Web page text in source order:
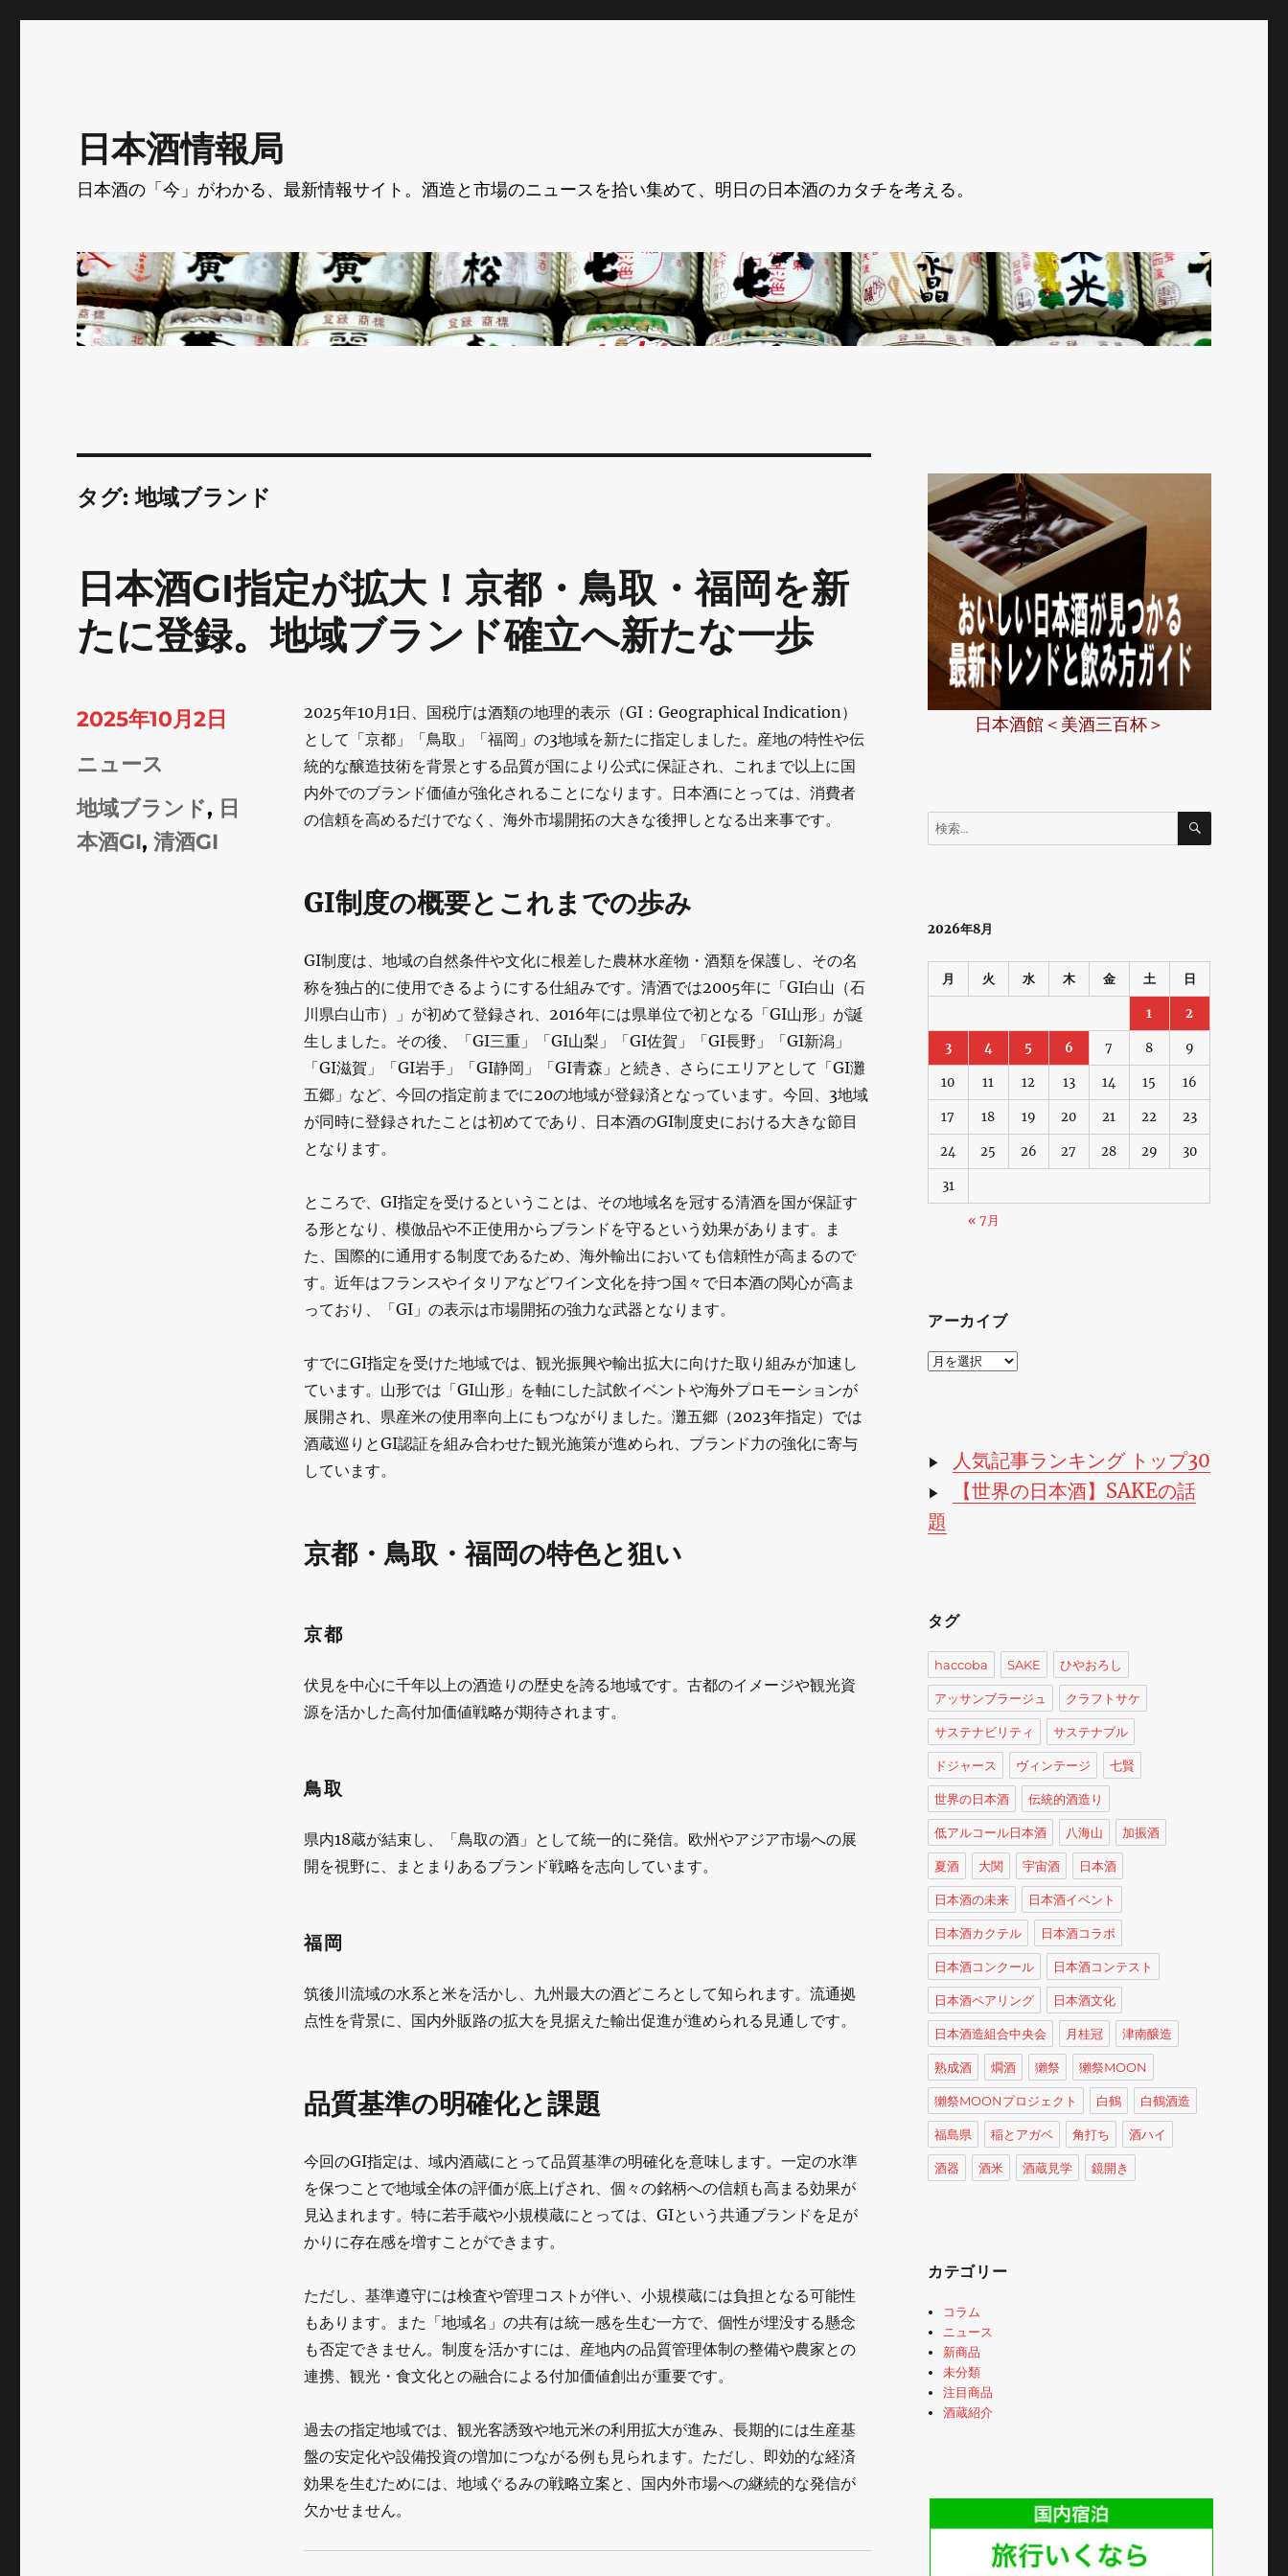
日本酒情報局
日本酒の「今」がわかる、最新情報サイト。酒造と市場のニュースを拾い集めて、明日の日本酒のカタチを考える。
タグ:地域ブランド
日本酒GI指定が拡大！京都・鳥取・福岡を新
たに登録。地域ブランド確立へ新たな一歩
2025年10月1日、国税庁は酒類の地理的表示（GI：Geographical Indication）
として「京都」「鳥取」「福岡」の3地域を新たに指定しました。産地の特性や伝
統的な醸造技術を背景とする品質が国により公式に保証され、これまで以上に国
内外でのブランド価値が強化されることになります。日本酒にとっては、消費者
の信頼を高めるだけでなく、海外市場開拓の大きな後押しとなる出来事です。
GI制度の概要とこれまでの歩み
GI制度は、地域の自然条件や文化に根差した農林水産物・酒類を保護し、その名
称を独占的に使用できるようにする仕組みです。清酒では2005年に「GI白山（石
川県白山市）」が初めて登録され、2016年には県単位で初となる「GI山形」が誕
生しました。その後、「GI三重」「GI山梨」「GI佐賀」「GI長野」「GI新潟」
「GI滋賀」「GI岩手」「GI静岡」「GI青森」と続き、さらにエリアとして「GI灘
五郷」など、今回の指定前までに20の地域が登録済となっています。今回、3地域
が同時に登録されたことは初めてであり、日本酒のGI制度史における大きな節目
となります。
ところで、GI指定を受けるということは、その地域名を冠する清酒を国が保証す
る形となり、模倣品や不正使用からブランドを守るという効果があります。ま
た、国際的に通用する制度であるため、海外輸出においても信頼性が高まるので
す。近年はフランスやイタリアなどワイン文化を持つ国々で日本酒の関心が高ま
っており、「GI」の表示は市場開拓の強力な武器となります。
すでにGI指定を受けた地域では、観光振興や輸出拡大に向けた取り組みが加速し
ています。山形では「GI山形」を軸にした試飲イベントや海外プロモーションが
展開され、県産米の使用率向上にもつながりました。灘五郷（2023年指定）では
酒蔵巡りとGI認証を組み合わせた観光施策が進められ、ブランド力の強化に寄与
しています。
京都・鳥取・福岡の特色と狙い
京都
伏見を中心に千年以上の酒造りの歴史を誇る地域です。古都のイメージや観光資
源を活かした高付加価値戦略が期待されます。
鳥取
県内18蔵が結束し、「鳥取の酒」として統一的に発信。欧州やアジア市場への展
開を視野に、まとまりあるブランド戦略を志向しています。
福岡
筑後川流域の水系と米を活かし、九州最大の酒どころとして知られます。流通拠
点性を背景に、国内外販路の拡大を見据えた輸出促進が進められる見通しです。
品質基準の明確化と課題
今回のGI指定は、域内酒蔵にとって品質基準の明確化を意味します。一定の水準
を保つことで地域全体の評価が底上げされ、個々の銘柄への信頼も高まる効果が
見込まれます。特に若手蔵や小規模蔵にとっては、GIという共通ブランドを足が
かりに存在感を増すことができます。
ただし、基準遵守には検査や管理コストが伴い、小規模蔵には負担となる可能性
もあります。また「地域名」の共有は統一感を生む一方で、個性が埋没する懸念
も否定できません。制度を活かすには、産地内の品質管理体制の整備や農家との
連携、観光・食文化との融合による付加価値創出が重要です。
過去の指定地域では、観光客誘致や地元米の利用拡大が進み、長期的には生産基
盤の安定化や設備投資の増加につながる例も見られます。ただし、即効的な経済
効果を生むためには、地域ぐるみの戦略立案と、国内外市場への継続的な発信が
欠かせません。
投
稿
2025年10月2日
カ
テ
ゴ
ニュース
タ
グ
地域ブランド, 日
本酒GI,清酒GI
日本酒館＜美酒三百杯＞
検
索:
検
2026年8月
月 火 水 木 金 土 日
1 2
3 4 5 6 7 8 9
10 11 12 13 14 15 16
17 18 19 20 21 22 23
24 25 26 27 28 29 30
31
« 7月
アーカイブ
ア
▶
人気記事ランキング トップ30
▶
【世界の日本酒】SAKEの話
題
タグ
haccoba SAKE ひやおろし
アッサンブラージュ クラフトサケ
サステナビリティ サステナブル
ドジャース ヴィンテージ 七賢
世界の日本酒 伝統的酒造り
低アルコール日本酒 八海山 加振酒
夏酒 大関 宇宙酒 日本酒
日本酒の未来 日本酒イベント
日本酒カクテル 日本酒コラボ
日本酒コンクール 日本酒コンテスト
日本酒ペアリング 日本酒文化
日本酒造組合中央会 月桂冠 津南醸造
熟成酒 燗酒 獺祭 獺祭MOON
獺祭MOONプロジェクト 白鶴 白鶴酒造
福島県 稲とアガベ 角打ち 酒ハイ
酒器 酒米 酒蔵見学 鏡開き
カテゴリー
コラム
ニュース
新商品
未分類
注目商品
酒蔵紹介